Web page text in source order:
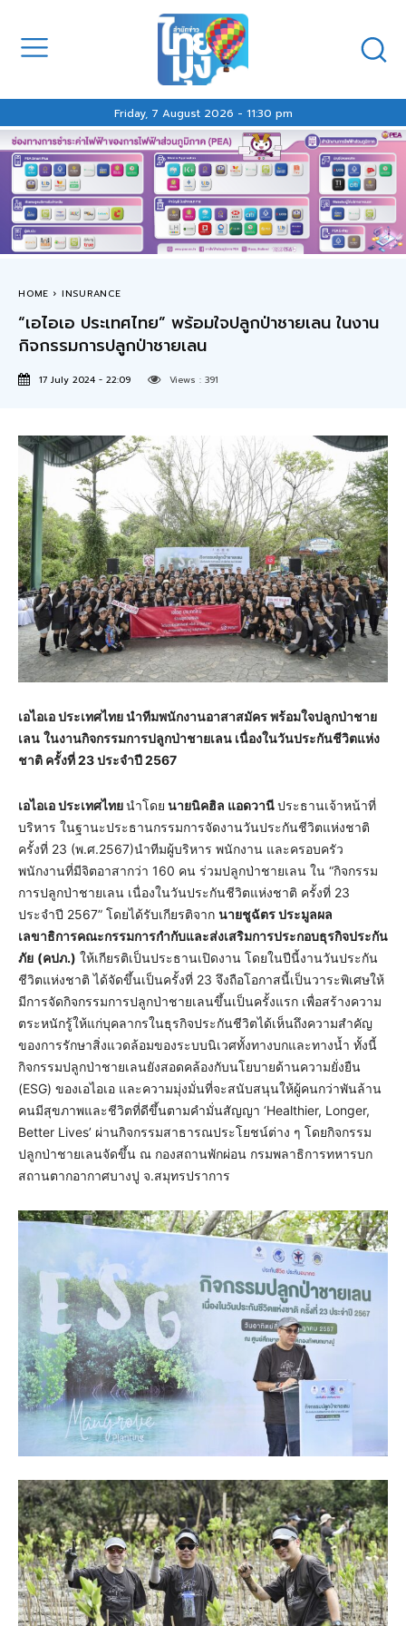
Friday, 7 August 2026 - 11:30 pm
HOME INSURANCE
“เอไอเอ ประเทศไทย” พร้อมใจปลูกป่าชายเลน ในงาน
กิจกรรมการปลูกป่าชายเลน
17 July 2024 - 22:09 Views : 391
เอไอเอ ประเทศไทย นำทีมพนักงานอาสาสมัคร พร้อมใจปลูกป่าชาย
เลน ในงานกิจกรรมการปลูกป่าชายเลน เนื่องในวันประกันชีวิตแห่ง
ชาติ ครั้งที่ 23 ประจำปี 2567
เอไอเอ ประเทศไทยนำโดย นายนิคฮิล แอดวานีประธานเจ้าหน้าที่
บริหาร ในฐานะประธานกรรมการจัดงานวันประกันชีวิตแห่งชาติ
ครั้งที่ 23 (พ.ศ.2567)นำทีมผู้บริหาร พนักงาน และครอบครัว
พนักงานที่มีจิตอาสากว่า 160 คน ร่วมปลูกป่าชายเลน ใน “กิจกรรม
การปลูกป่าชายเลน เนื่องในวันประกันชีวิตแห่งชาติ ครั้งที่ 23
ประจำปี 2567” โดยได้รับเกียรติจาก นายชูฉัตร ประมูลผล
เลขาธิการคณะกรรมการกำกับและส่งเสริมการประกอบธุรกิจประกัน
ภัย (คปภ.) ให้เกียรติเป็นประธานเปิดงาน โดยในปีนี้งานวันประกัน
ชีวิตแห่งชาติ ได้จัดขึ้นเป็นครั้งที่ 23 จึงถือโอกาสนี้เป็นวาระพิเศษให้
มีการจัดกิจกรรมการปลูกป่าชายเลนขึ้นเป็นครั้งแรก เพื่อสร้างความ
ตระหนักรู้ให้แก่บุคลากรในธุรกิจประกันชีวิตได้เห็นถึงความสำคัญ
ของการรักษาสิ่งแวดล้อมของระบบนิเวศทั้งทางบกและทางน้ำ ทั้งนี้
กิจกรรมปลูกป่าชายเลนยังสอดคล้องกับนโยบายด้านความยั่งยืน
(ESG) ของเอไอเอ และความมุ่งมั่นที่จะสนับสนุนให้ผู้คนกว่าพันล้าน
คนมีสุขภาพและชีวิตที่ดีขึ้นตามคำมั่นสัญญา ‘Healthier, Longer,
Better Lives’ ผ่านกิจกรรมสาธารณประโยชน์ต่าง ๆ โดยกิจกรรม
ปลูกป่าชายเลนจัดขึ้น ณ กองสถานพักผ่อน กรมพลาธิการทหารบก
สถานตากอากาศบางปู จ.สมุทรปราการ